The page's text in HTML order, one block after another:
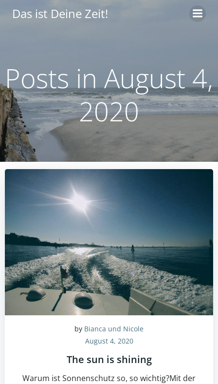
Das ist Deine Zeit!
Posts in August 4,
2020
by Bianca und Nicole
August 4, 2020
The sun is shining
Warum ist Sonnenschutz so, so wichtig?Mit der